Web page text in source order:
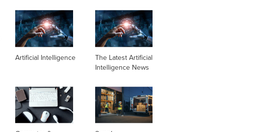
Artificial Intelligence
The Latest Artificial
Intelligence News